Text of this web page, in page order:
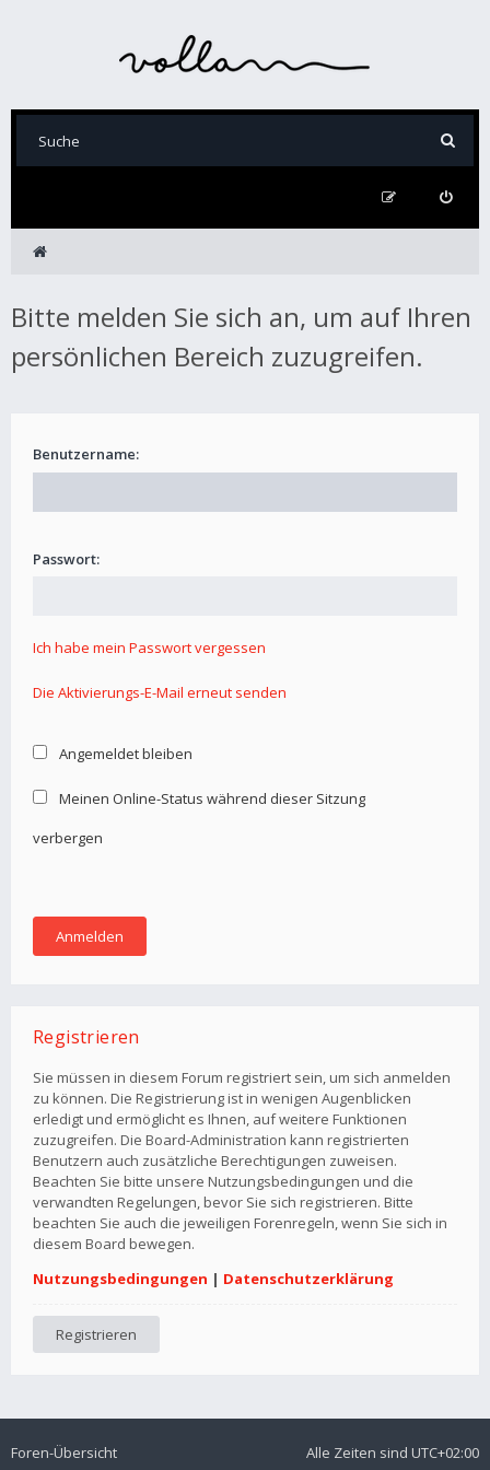
Bitte melden Sie sich an, um auf Ihren
persönlichen Bereich zuzugreifen.
Benutzername:
Passwort:
Ich habe mein Passwort vergessen
Die Aktivierungs-E-Mail erneut senden
Angemeldet bleiben
Meinen Online-Status während dieser Sitzung
verbergen
Registrieren
Sie müssen in diesem Forum registriert sein, um sich anmelden
zu können. Die Registrierung ist in wenigen Augenblicken
erledigt und ermöglicht es Ihnen, auf weitere Funktionen
zuzugreifen. Die Board-Administration kann registrierten
Benutzern auch zusätzliche Berechtigungen zuweisen.
Beachten Sie bitte unsere Nutzungsbedingungen und die
verwandten Regelungen, bevor Sie sich registrieren. Bitte
beachten Sie auch die jeweiligen Forenregeln, wenn Sie sich in
diesem Board bewegen.
Nutzungsbedingungen | Datenschutzerklärung
Registrieren
Foren-Übersicht Alle Zeiten sind UTC+02:00